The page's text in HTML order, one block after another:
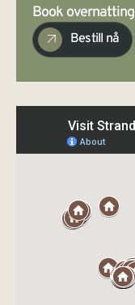
Book overnatting
Bestill nå